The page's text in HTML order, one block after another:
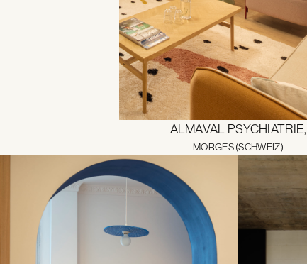
ALMAVAL PSYCHIATRIE,
MORGES (SCHWEIZ)